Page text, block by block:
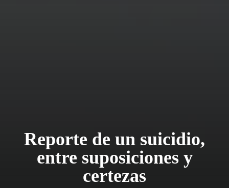
Reporte de un suicidio,
entre suposiciones y
certezas